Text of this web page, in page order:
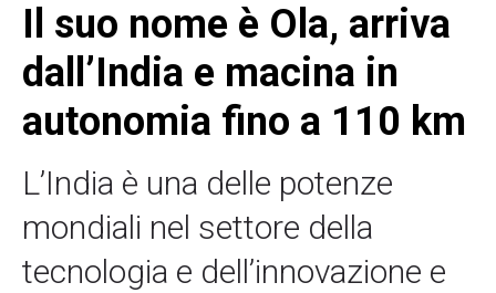
Il suo nome è Ola, arriva
dall’India e macina in
autonomia fino a 110 km
L’India è una delle potenze
mondiali nel settore della
tecnologia e dell’innovazione e